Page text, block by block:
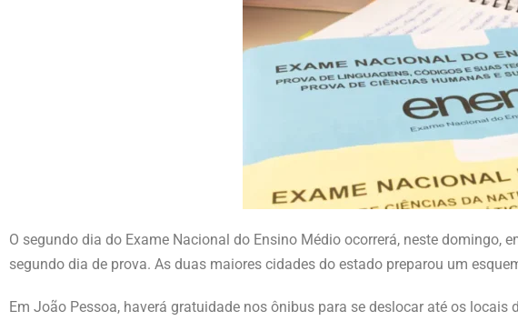
O segundo dia do Exame Nacional do Ensino Médio ocorrerá, neste
segundo dia de prova. As duas maiores cidades do estado preparou um
Em João Pessoa, haverá gratuidade nos ônibus para se deslocar até os